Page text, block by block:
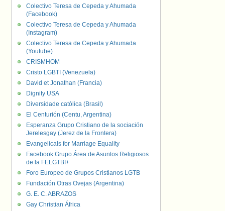
Colectivo Teresa de Cepeda y Ahumada
(Facebook)
Colectivo Teresa de Cepeda y Ahumada
(Instagram)
Colectivo Teresa de Cepeda y Ahumada
(Youtube)
CRISMHOM
Cristo LGBTI (Venezuela)
David et Jonathan (Francia)
Dignity USA
Diversidade católica (Brasil)
El Centurión (Centu, Argentina)
Esperanza Grupo Cristiano de la sociación
Jerelesgay (Jerez de la Frontera)
Evangelicals for Marriage Equality
Facebook Grupo Área de Asuntos Religiosos
de la FELGTBI+
Foro Europeo de Grupos Cristianos LGTB
Fundación Otras Ovejas (Argentina)
G. E. C. ABRAZOS
Gay Christian África